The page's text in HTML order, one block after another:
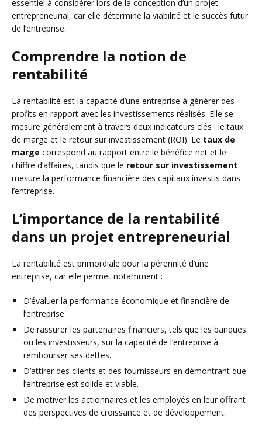
essentiel à considérer lors de la conception d’un projet
entrepreneurial, car elle détermine la viabilité et le succès futur
de l’entreprise.
Comprendre la notion de
rentabilité
La rentabilité est la capacité d’une entreprise à générer des
profits en rapport avec les investissements réalisés. Elle se
mesure généralement à travers deux indicateurs clés : le taux
de marge et le retour sur investissement (ROI). Le taux de
marge correspond au rapport entre le bénéfice net et le
chiffre d’affaires, tandis que le retour sur investissement
mesure la performance financière des capitaux investis dans
l’entreprise.
L’importance de la rentabilité
dans un projet entrepreneurial
La rentabilité est primordiale pour la pérennité d’une
entreprise, car elle permet notamment :
D’évaluer la performance économique et financière de
l’entreprise.
De rassurer les partenaires financiers, tels que les banques
ou les investisseurs, sur la capacité de l’entreprise à
rembourser ses dettes.
D’attirer des clients et des fournisseurs en démontrant que
l’entreprise est solide et viable.
De motiver les actionnaires et les employés en leur offrant
des perspectives de croissance et de développement.